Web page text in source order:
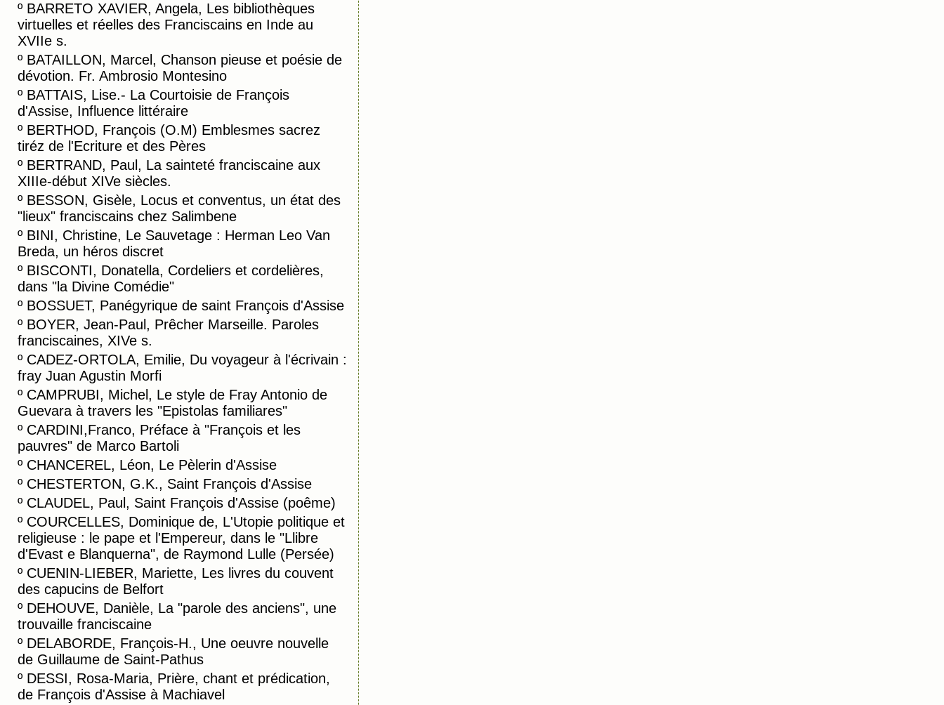
º BARRETO XAVIER, Angela, Les bibliothèques
virtuelles et réelles des Franciscains en Inde au
XVIIe s.
º BATAILLON, Marcel, Chanson pieuse et poésie de
dévotion. Fr. Ambrosio Montesino
º BATTAIS, Lise.- La Courtoisie de François
d'Assise, Influence littéraire
º BERTHOD, François (O.M) Emblesmes sacrez
tiréz de l'Ecriture et des Pères
º BERTRAND, Paul, La sainteté franciscaine aux
XIIIe-début XIVe siècles.
º BESSON, Gisèle, Locus et conventus, un état des
"lieux" franciscains chez Salimbene
º BINI, Christine, Le Sauvetage : Herman Leo Van
Breda, un héros discret
º BISCONTI, Donatella, Cordeliers et cordelières,
dans "la Divine Comédie"
º BOSSUET, Panégyrique de saint François d'Assise
º BOYER, Jean-Paul, Prêcher Marseille. Paroles
franciscaines, XIVe s.
º CADEZ-ORTOLA, Emilie, Du voyageur à l'écrivain :
fray Juan Agustin Morfi
º CAMPRUBI, Michel, Le style de Fray Antonio de
Guevara à travers les "Epistolas familiares"
º CARDINI,Franco, Préface à "François et les
pauvres" de Marco Bartoli
º CHANCEREL, Léon, Le Pèlerin d'Assise
º CHESTERTON, G.K., Saint François d'Assise
º CLAUDEL, Paul, Saint François d'Assise (poême)
º COURCELLES, Dominique de, L'Utopie politique et
religieuse : le pape et l'Empereur, dans le "Llibre
d'Evast e Blanquerna", de Raymond Lulle (Persée)
º CUENIN-LIEBER, Mariette, Les livres du couvent
des capucins de Belfort
º DEHOUVE, Danièle, La "parole des anciens", une
trouvaille franciscaine
º DELABORDE, François-H., Une oeuvre nouvelle
de Guillaume de Saint-Pathus
º DESSI, Rosa-Maria, Prière, chant et prédication,
de François d'Assise à Machiavel